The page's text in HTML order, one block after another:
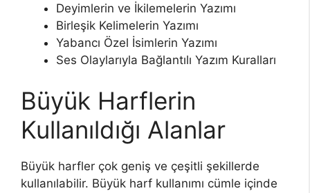
Deyimlerin ve İkilemelerin Yazımı
Birleşik Kelimelerin Yazımı
Yabancı Özel İsimlerin Yazımı
Ses Olaylarıyla Bağlantılı Yazım Kuralları
Büyük Harflerin
Kullanıldığı Alanlar
Büyük harfler çok geniş ve çeşitli şekillerde
kullanılabilir. Büyük harf kullanımı cümle içinde